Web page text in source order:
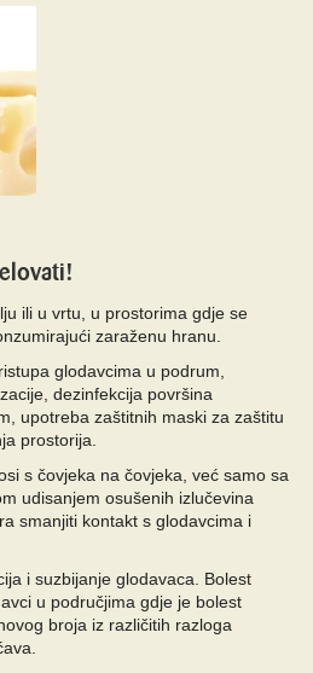
ili u vrtu, u prostorima gdje se
zaraženu hranu.
glodavcima u podrum,
dezinfekcija površina
upotreba zaštitnih maski za zaštitu
prostorija.
s čovjeka na čovjeka, već samo sa
udisanjem osušenih izlučevina
smanjiti kontakt s glodavcima i
i suzbijanje glodavaca. Bolest
u područjima gdje je bolest
broja iz različitih razloga